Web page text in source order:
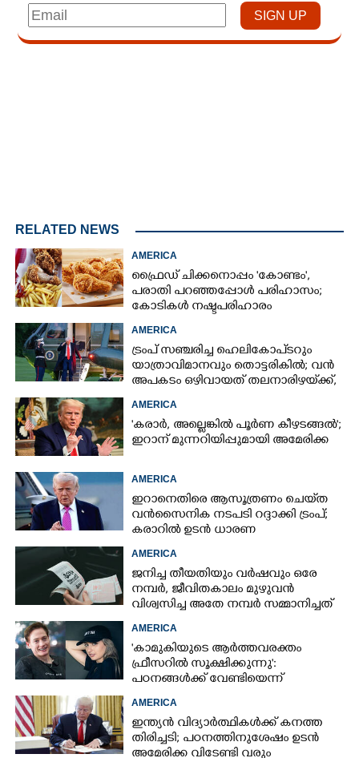
RELATED NEWS
AMERICA
ഫ്രൈഡ് ചിക്കനൊപ്പം 'കോണ്ടം',​
പരാതി പറഞ്ഞപ്പോൾ പരിഹാസം;
കോടികൾ നഷ്ടപരിഹാരം
ആവശ്യപ്പെട്ട് ദമ്പതികൾ
AMERICA
ട്രംപ് സഞ്ചരിച്ച ഹെലികോപ്‌ടറും
യാത്രാവിമാനവും തൊട്ടരികിൽ; വൻ
അപകടം ഒഴിവായത് തലനാരിഴയ്‌ക്ക്,
അന്വേഷണം
AMERICA
'കരാർ, അല്ലെങ്കിൽ പൂർണ കീഴടങ്ങൽ';
ഇറാന് മുന്നറിയിപ്പുമായി അമേരിക്ക
AMERICA
ഇറാനെതിരെ ആസൂത്രണം ചെയ്‌ത
വൻസൈനിക നടപടി റദ്ദാക്കി ട്രംപ്;
കരാറിൽ ഉടൻ ധാരണ
AMERICA
ജനിച്ച തീയതിയും വർഷവും ഒരേ
നമ്പർ, ജീവിതകാലം മുഴുവൻ
വിശ്വസിച്ച അതേ നമ്പർ സമ്മാനിച്ചത്
കോടികളുടെ ഭാഗ്യം
AMERICA
'കാമുകിയുടെ ആർത്തവരക്തം
ഫ്രീസറിൽ സൂക്ഷിക്കുന്നു':
പഠനങ്ങൾക്ക് വേണ്ടിയെന്ന്
വിശദീകരണം,​ ചർച്ചയായി ബ്രയാൻ
ജോൺസന്റെ പോസ്റ്റ്
AMERICA
ഇന്ത്യൻ വിദ്യാർത്ഥികൾക്ക് കനത്ത
തിരിച്ചടി; പഠനത്തിനുശേഷം ഉടൻ
അമേരിക്ക വിടേണ്ടി വരും